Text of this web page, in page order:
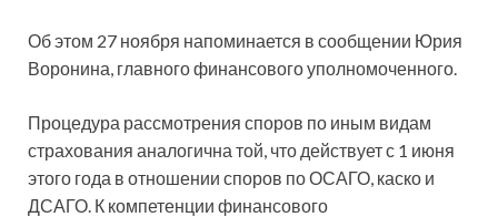
Об этом 27 ноября напоминается в сообщении Юрия
Воронина, главного финансового уполномоченного.
Процедура рассмотрения споров по иным видам
страхования аналогична той, что действует с 1 июня
этого года в отношении споров по ОСАГО, каско и
ДСАГО. К компетенции финансового